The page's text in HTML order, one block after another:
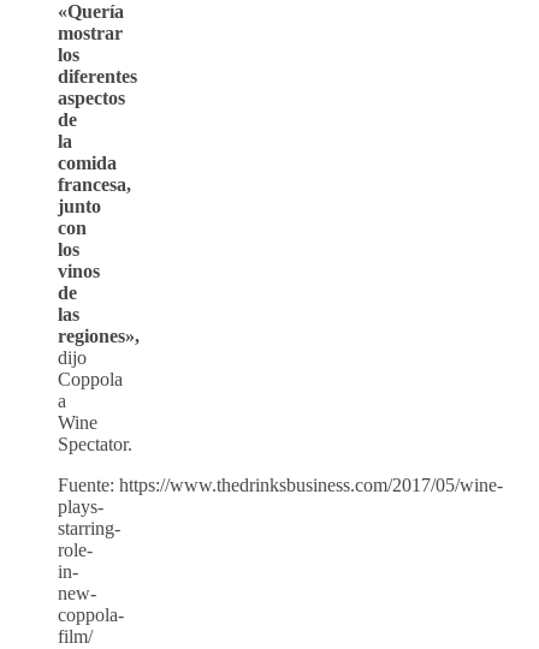
«Quería
mostrar
los
diferentes
aspectos
de
la
comida
francesa,
junto
con
los
vinos
de
las
regiones»,
dijo
Coppola
a
Wine
Spectator.
Fuente: https://www.thedrinksbusiness.com/2017/05/wine-
plays-
starring-
role-
in-
new-
coppola-
film/